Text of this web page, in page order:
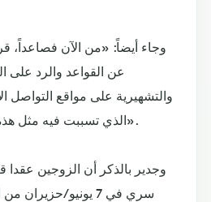
وجاء أيضاً: «من الآن فصاعداً،
عن القواعد والرد على
والتشهيرية على مواقع التواصل
الذي تسببت فيه مثل هذه المنشورات بين الناس».
وجدير بالذكر أن الزوجين
سري في 7 يونيو/